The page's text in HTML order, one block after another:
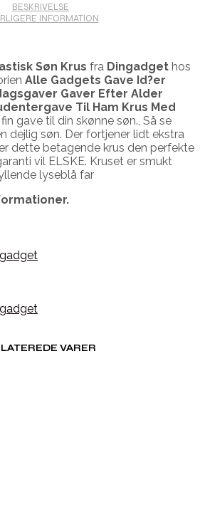
BESKRIVELSE
INFORMATION
Søn Krus fra Dingadget hos
Alle Gadgets Gave Id?er
Gaver Efter Alder
Til Ham Krus Med
gave til din skønne søn., Så se
dejlig søn. Der fortjener lidt ekstra
dette betagende krus den perfekte
vil ELSKE. Kruset er smukt
lyseblå far
VARER